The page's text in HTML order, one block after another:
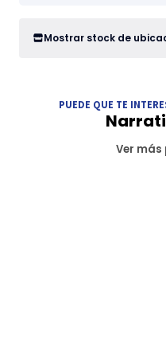
Mostrar stock de
PUEDE QUE TE
Ver